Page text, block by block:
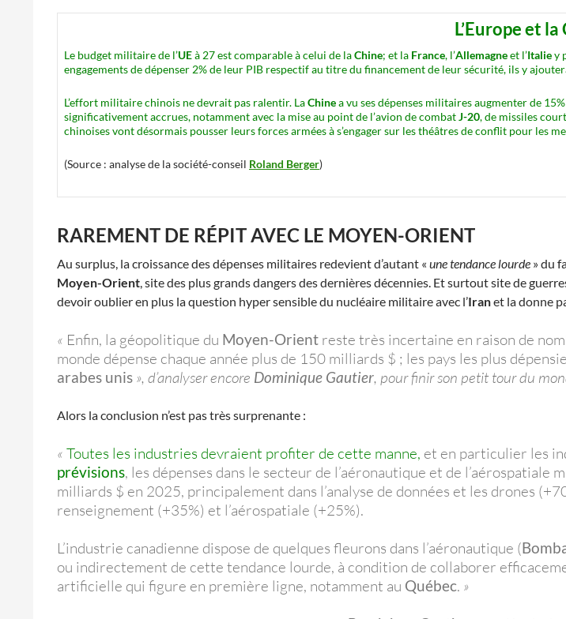
L’Europe et la
Le budget militaire de l’UEà 27 est comparable à celui de laChine; et la France, l’Allemagneet l’Italiey
engagements de dépenser 2% de leur PIB respectif au titre du financement de leur sécurité, ils y
L’effort militaire chinois ne devrait pas ralentir. LaChinea vu ses dépenses militaires augmenter de
significativement accrues, notamment avec la mise au point de l’avion de combatJ-20, de missiles
chinoises vont désormais pousser leurs forces armées à s’engager sur les théâtres de conflit pour les
(Source : analyse de la société-conseil Roland Berger)
RAREMENT DE RÉPIT AVEC LE MOYEN-ORIENT
Au surplus, la croissance des dépenses militaires redevient d’autant « une tendance lourde » du
Moyen-Orient, site des plus grands dangers des dernières décennies. Et surtout site de
devoir oublier en plus la question hyper sensible du nucléaire militaire avec l’Iranet la donne
« Enfin, la géopolitique du Moyen-Orient reste très incertaine en raison de
monde dépense chaque année plus de 150 milliards $ ; les pays les plus
arabes unis », d’analyser encore Dominique Gautier, pour finir son petit tour du
Alors la conclusion n’est pas très surprenante :
« Toutes les industries devraient profiter de cette manne, et en particulier les
prévisions, les dépenses dans le secteur de l’aéronautique et de
milliards $ en 2025, principalement dans l’analyse de données et les drones
renseignement (+35%) et l’aérospatiale (+25%).
L’industrie canadienne dispose de quelques fleurons dans l’aéronautique (
ou indirectement de cette tendance lourde, à condition de collaborer
artificielle qui figure en première ligne, notamment au Québec. »